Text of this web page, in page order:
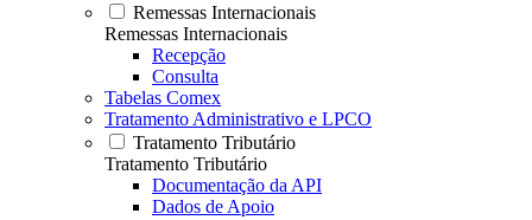
Remessas Internacionais
Remessas Internacionais
Recepção
Consulta
Tabelas Comex
Tratamento Administrativo e LPCO
Tratamento Tributário
Tratamento Tributário
Documentação da API
Dados de Apoio